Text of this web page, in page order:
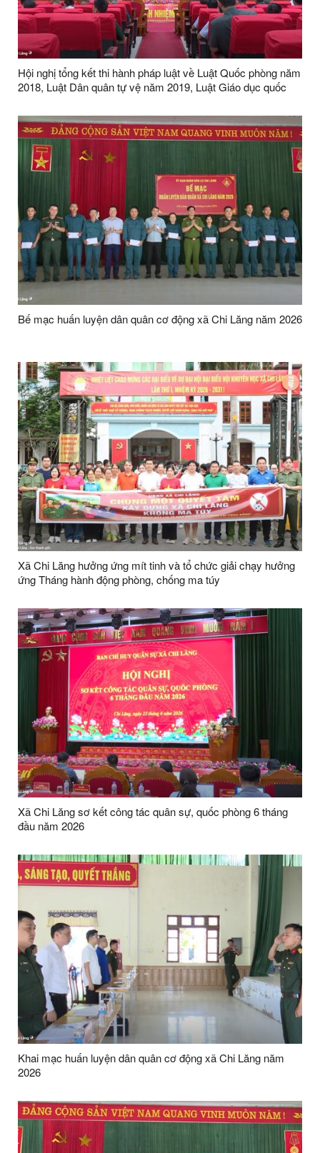
Hội nghị tổng kết thi hành pháp luật về Luật Quốc phòng năm
2018, Luật Dân quân tự vệ năm 2019, Luật Giáo dục quốc
Bế mạc huấn luyện dân quân cơ động xã Chi Lăng năm 2026
Xã Chi Lăng hưởng ứng mít tinh và tổ chức giải chạy hưởng
ứng Tháng hành động phòng, chống ma túy
Xã Chi Lăng sơ kết công tác quân sự, quốc phòng 6 tháng
đầu năm 2026
Khai mạc huấn luyện dân quân cơ động xã Chi Lăng năm
2026